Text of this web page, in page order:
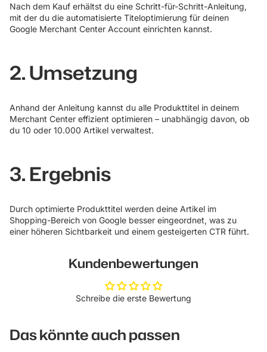
Nach dem Kauf erhältst du eine Schritt-für-Schritt-Anleitung,
mit der du die automatisierte Titeloptimierung für deinen
Google Merchant Center Account einrichten kannst.
2. Umsetzung
Anhand der Anleitung kannst du alle Produkttitel in deinem
Merchant Center effizient optimieren – unabhängig davon, ob
du 10 oder 10.000 Artikel verwaltest.
3. Ergebnis
Durch optimierte Produkttitel werden deine Artikel im
Shopping-Bereich von Google besser eingeordnet, was zu
einer höheren Sichtbarkeit und einem gesteigerten CTR führt.
Kundenbewertungen
Schreibe die erste Bewertung
Das könnte auch passen